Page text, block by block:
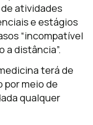
atividades
e estágios
“incompatível
a distância”.
terá de
meio de
qualquer